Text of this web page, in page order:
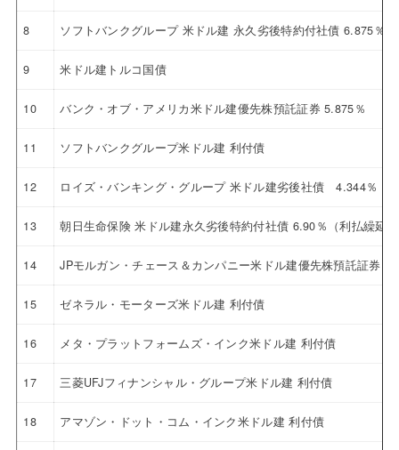
8 ソフトバンクグループ 米ドル建 永久劣後特約付社債 6.875％
9 米ドル建トルコ国債
10 バンク・オブ・アメリカ米ドル建優先株預託証券 5.875％
11 ソフトバンクグループ米ドル建 利付債
12 ロイズ・バンキング・グループ 米ドル建劣後社債 4.344％
13 朝日生命保険 米ドル建永久劣後特約付社債 6.90％（利払繰延
14 JPモルガン・チェース＆カンパニー米ドル建優先株預託証券
15 ゼネラル・モーターズ米ドル建 利付債
16 メタ・プラットフォームズ・インク米ドル建 利付債
17 三菱UFJフィナンシャル・グループ米ドル建 利付債
18 アマゾン・ドット・コム・インク米ドル建 利付債